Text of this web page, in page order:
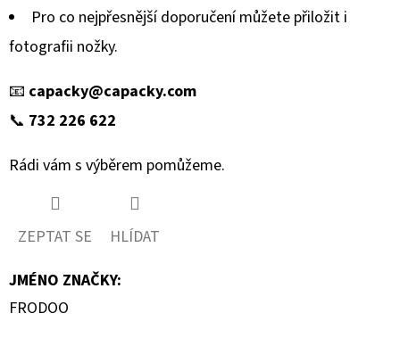
Pro co nejpřesnější doporučení můžete přiložit i
fotografii nožky.
📧 capacky@capacky.com
📞 732 226 622
Rádi vám s výběrem pomůžeme.
ZEPTAT SE
HLÍDAT
JMÉNO ZNAČKY:
FRODOO